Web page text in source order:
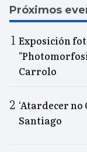
Próximos
Exposición
Carrolo
‘Atardecer no
Santiago